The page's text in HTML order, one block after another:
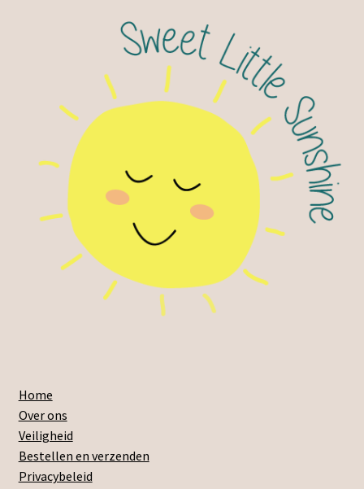
Home
Over ons
Veiligheid
Bestellen en verzenden
Privacybeleid